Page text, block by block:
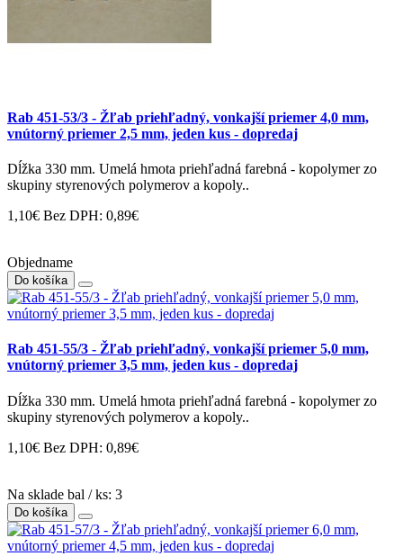
Rab 451-53/3 - Žľab priehľadný, vonkajší priemer 4,0 mm,
vnútorný priemer 2,5 mm, jeden kus - dopredaj
Dĺžka 330 mm. Umelá hmota priehľadná farebná - kopolymer zo
skupiny styrenových polymerov a kopoly..
1,10€ Bez DPH: 0,89€
Objedname
Do košíka
Rab 451-55/3 - Žľab priehľadný, vonkajší priemer 5,0 mm,
vnútorný priemer 3,5 mm, jeden kus - dopredaj
Dĺžka 330 mm. Umelá hmota priehľadná farebná - kopolymer zo
skupiny styrenových polymerov a kopoly..
1,10€ Bez DPH: 0,89€
Na sklade bal / ks: 3
Do košíka